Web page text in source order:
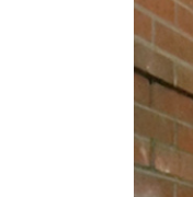
1.
2.
3.
4.
5.
6.